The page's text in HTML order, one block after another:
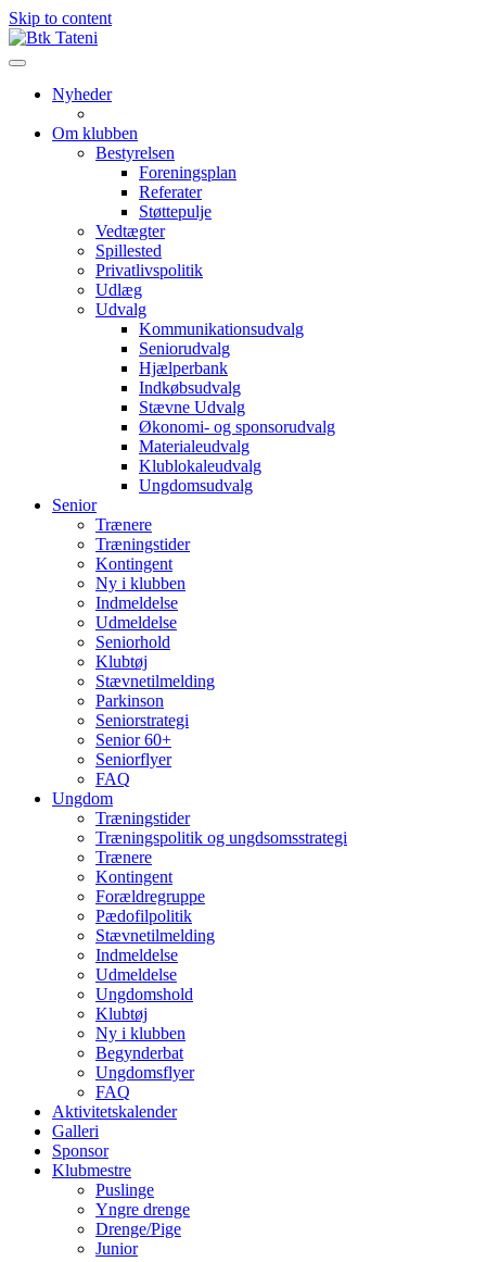
Skip to content
Nyheder
Om klubben
Bestyrelsen
Foreningsplan
Referater
Støttepulje
Vedtægter
Spillested
Privatlivspolitik
Udlæg
Udvalg
Kommunikationsudvalg
Seniorudvalg
Hjælperbank
Indkøbsudvalg
Stævne Udvalg
Økonomi- og sponsorudvalg
Materialeudvalg
Klublokaleudvalg
Ungdomsudvalg
Senior
Trænere
Træningstider
Kontingent
Ny i klubben
Indmeldelse
Udmeldelse
Seniorhold
Klubtøj
Stævnetilmelding
Parkinson
Seniorstrategi
Senior 60+
Seniorflyer
FAQ
Ungdom
Træningstider
Træningspolitik og ungdsomsstrategi
Trænere
Kontingent
Forældregruppe
Pædofilpolitik
Stævnetilmelding
Indmeldelse
Udmeldelse
Ungdomshold
Klubtøj
Ny i klubben
Begynderbat
Ungdomsflyer
FAQ
Aktivitetskalender
Galleri
Sponsor
Klubmestre
Puslinge
Yngre drenge
Drenge/Pige
Junior